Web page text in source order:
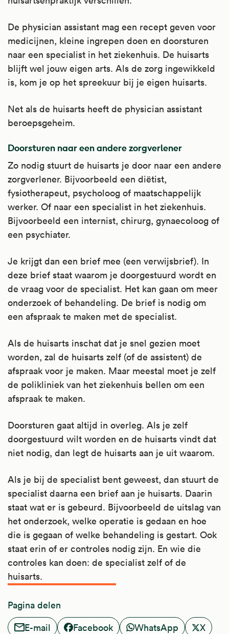
De physician assistant mag een recept geven voor
medicijnen, kleine ingrepen doen en doorsturen
naar een specialist in het ziekenhuis. De huisarts
blijft wel jouw eigen arts. Als de zorg ingewikkeld
is, kom je op het spreekuur bij je eigen huisarts.
Net als de huisarts heeft de physician assistant
beroepsgeheim.
Doorsturen naar een andere zorgverlener
Zo nodig stuurt de huisarts je door naar een andere
zorgverlener. Bijvoorbeeld een diëtist,
fysiotherapeut, psycholoog of maatschappelijk
werker. Of naar een specialist in het ziekenhuis.
Bijvoorbeeld een internist, chirurg, gynaecoloog of
een psychiater.
Je krijgt dan een brief mee (een verwijsbrief). In
deze brief staat waarom je doorgestuurd wordt en
de vraag voor de specialist. Het kan gaan om meer
onderzoek of behandeling. De brief is nodig om
een afspraak te maken met de specialist.
Als de huisarts inschat dat je snel gezien moet
worden, zal de huisarts zelf (of de assistent) de
afspraak voor je maken. Maar meestal moet je zelf
de polikliniek van het ziekenhuis bellen om een
afspraak te maken.
Doorsturen gaat altijd in overleg. Als je zelf
doorgestuurd wilt worden en de huisarts vindt dat
niet nodig, dan legt de huisarts aan je uit waarom.
Als je bij de specialist bent geweest, dan stuurt de
specialist daarna een brief aan je huisarts. Daarin
staat wat er is gebeurd. Bijvoorbeeld de uitslag van
het onderzoek, welke operatie is gedaan en hoe
die is gegaan of welke behandeling is gestart. Ook
staat erin of er controles nodig zijn. En wie die
controles kan doen: de specialist zelf of de
huisarts.
Pagina delen
E-mail
Facebook WhatsApp X